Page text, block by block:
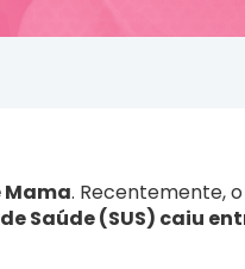
Mama. Recentemente,
Saúde (SUS) caiu